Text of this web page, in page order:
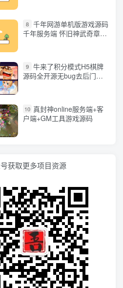
8 千年网游单机版游戏源码
千年服务端 怀旧神武奇章一
9 牛来了积分模式H5棋牌
源码全开源无bug去后门无
10 真封神online服务端+客
户端+GM工具游戏源码
获取更多项目资源